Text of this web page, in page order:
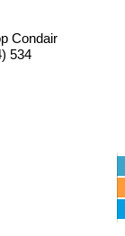
Condair
534